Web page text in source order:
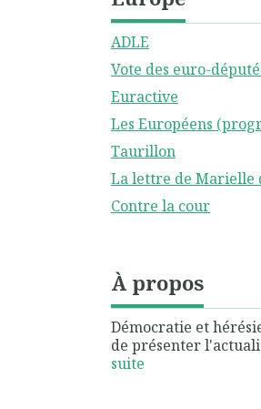
ADLE
Vote des euro-
Euractive
Les Européens
Taurillon
La lettre de Marielle
Contre la cour
À propos
Démocratie et
de présenter
suite